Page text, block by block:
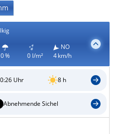
0 % 0 l/m²
NO
4 km/h
Uhr 8 h
Abnehmende Sichel